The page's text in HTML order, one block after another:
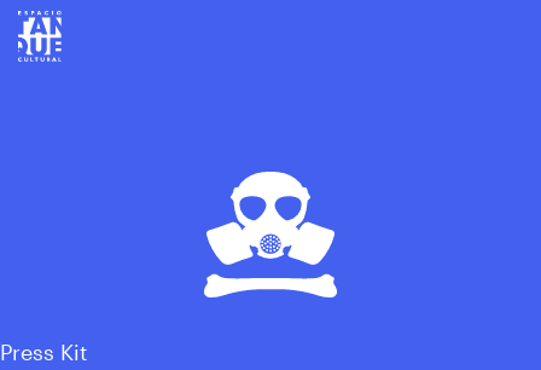
Press Kit